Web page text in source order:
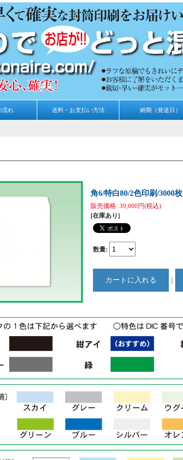
流れ 送料・お支払い方法 納期（発送日）
角6/特白80/2色印刷/3000枚
販売価格: 39,000円(税込)
[在庫あり]
数量:
｜